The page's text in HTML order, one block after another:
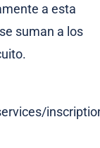
a esta
suman a los